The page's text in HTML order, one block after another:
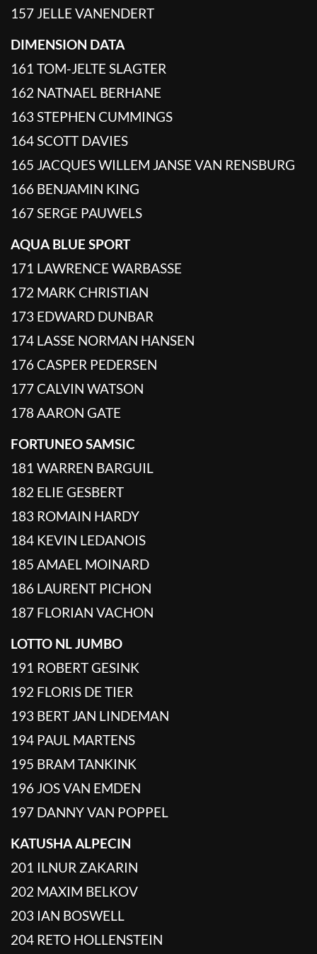
157 JELLE VANENDERT
DIMENSION DATA
161 TOM-JELTE SLAGTER
162 NATNAEL BERHANE
163 STEPHEN CUMMINGS
164 SCOTT DAVIES
165 JACQUES WILLEM JANSE VAN RENSBURG
166 BENJAMIN KING
167 SERGE PAUWELS
AQUA BLUE SPORT
171 LAWRENCE WARBASSE
172 MARK CHRISTIAN
173 EDWARD DUNBAR
174 LASSE NORMAN HANSEN
176 CASPER PEDERSEN
177 CALVIN WATSON
178 AARON GATE
FORTUNEO SAMSIC
181 WARREN BARGUIL
182 ELIE GESBERT
183 ROMAIN HARDY
184 KEVIN LEDANOIS
185 AMAEL MOINARD
186 LAURENT PICHON
187 FLORIAN VACHON
LOTTO NL JUMBO
191 ROBERT GESINK
192 FLORIS DE TIER
193 BERT JAN LINDEMAN
194 PAUL MARTENS
195 BRAM TANKINK
196 JOS VAN EMDEN
197 DANNY VAN POPPEL
KATUSHA ALPECIN
201 ILNUR ZAKARIN
202 MAXIM BELKOV
203 IAN BOSWELL
204 RETO HOLLENSTEIN